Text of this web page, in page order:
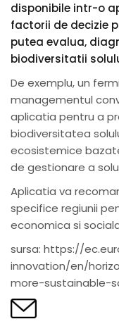
disponibile intr-o
factorii de decizie
putea evalua,
biodiversitatii
De exemplu, un
managementul
aplicatia pentru a
biodiversitatea
ecosistemice
de gestionare a
Aplicatia va
specifice regiunii
economica si
sursa: https://
innovation/en/
more-sustainable-